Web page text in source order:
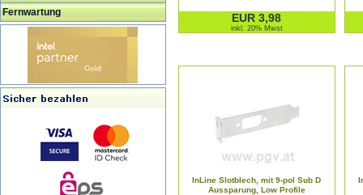
Fernwartung
EUR 3,98
inkl. 20% Mwst
InLine Slotblech, mit 9-pol Sub D
Aussparung, Low Profile